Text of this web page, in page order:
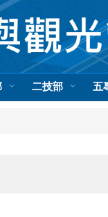
二技部 五